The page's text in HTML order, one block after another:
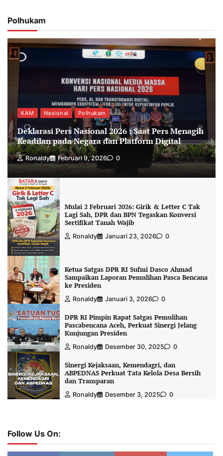
Polhukam
KAM Nasional Polhukam
Deklarasi Pers Nasional 2026 : Saat Pers Menagih
Keadilan pada Negara dan Platform Digital
Ronaldy Februari 9, 2026 0
Mulai 2 Februari 2026: Girik & Letter C Tak
Lagi Sah, DPR dan BPN Tegaskan Konversi
Sertifikat Tanah Wajib
Ronaldy Januari 23, 2026 0
Ketua Satgas DPR RI Sufmi Dasco Ahmad
Sampaikan Laporan Pemulihan Pasca Bencana
ke Presiden
Ronaldy Januari 3, 2026 0
DPR RI Pimpin Rapat Satgas Pemulihan
Pascabencana Aceh, Perkuat Sinergi Jelang
Kunjungan Presiden
Ronaldy Desember 30, 2025 0
Sinergi Kejaksaan, Kemendagri, dan
ABPEDNAS Perkuat Tata Kelola Desa Bersih
dan Transparan
Ronaldy Desember 3, 2025 0
Follow Us On: